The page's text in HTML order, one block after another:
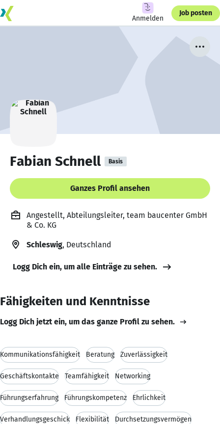
Anmelden
Job posten
Fabian Schnell Basis
Ganzes Profil ansehen
Angestellt, Abteilungsleiter, team baucenter GmbH
& Co. KG
Schleswig, Deutschland
Logg Dich ein, um alle Einträge zu sehen.
Fähigkeiten und Kenntnisse
Logg Dich jetzt ein, um das ganze Profil zu sehen.
Kommunikationsfähigkeit Beratung Zuverlässigkeit
Geschäftskontakte Teamfähigkeit Networking
Führungserfahrung Führungskompetenz Ehrlichkeit
Verhandlungsgeschick Flexibilität Durchsetzungsvermögen